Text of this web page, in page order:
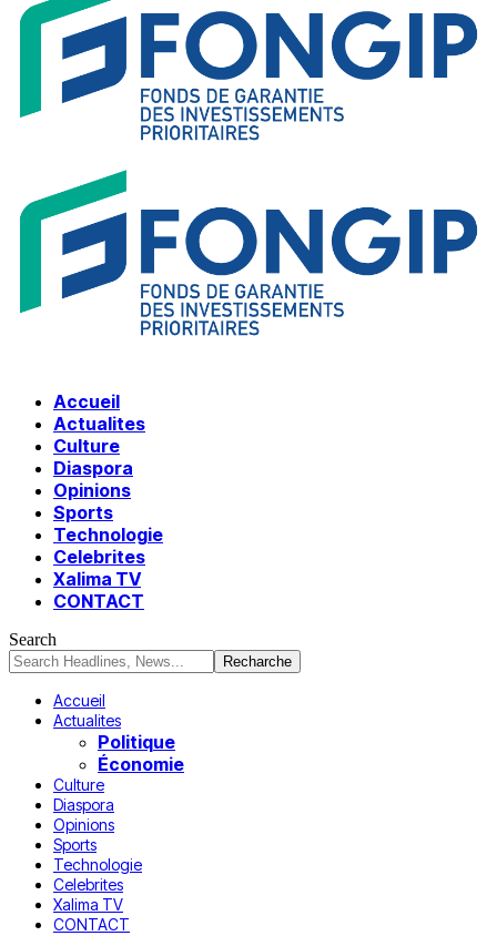
Accueil
Actualites
Culture
Diaspora
Opinions
Sports
Technologie
Celebrites
Xalima TV
CONTACT
Search
Accueil
Actualites
Politique
Économie
Culture
Diaspora
Opinions
Sports
Technologie
Celebrites
Xalima TV
CONTACT